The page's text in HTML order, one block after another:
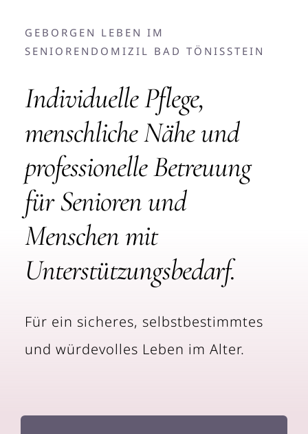
GEBORGEN LEBEN IM
SENIORENDOMIZIL BAD TÖNISSTEIN
Individuelle Pflege,
menschliche Nähe und
professionelle Betreuung
für Senioren und
Menschen mit
Unterstützungsbedarf.
Für ein sicheres, selbstbestimmtes
und würdevolles Leben im Alter.